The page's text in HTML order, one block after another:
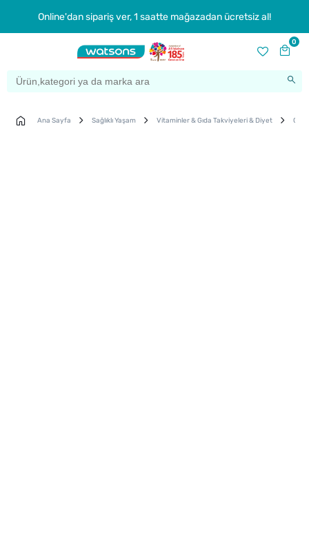
Online'dan sipariş ver, 1 saatte mağazadan ücretsiz al!
0
Ana Sayfa Sağlıklı Yaşam Vitaminler & Gıda Takviyeleri & Diyet